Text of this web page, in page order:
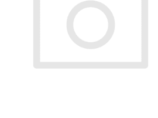
10" FILTER SENIOR DUO 1"
€37,10